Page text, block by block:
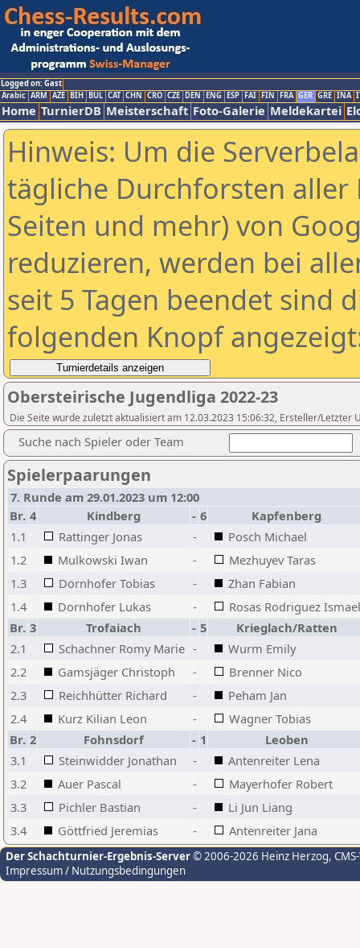
Logged on: Gast
Arabic ARM AZE BIH BUL CAT CHN CRO CZE DEN ENG ESP FAI FIN FRA GER GRE INA
Home TurnierDB Meisterschaft Foto-Galerie Meldekartei
Hinweis: Um die
tägliche Durchforsten aller
Seiten und mehr) von
reduzieren, werden bei
seit 5 Tagen beendet sind
folgenden Knopf
Obersteirische Jugendliga 2022-23
Die Seite wurde zuletzt aktualisiert am 12.03.2023 15:06:32, Ersteller/Letzter
Suche nach Spieler oder Team
Spielerpaarungen
7. Runde am 29.01.2023 um 12:00
Br. 4 Kindberg - 6
Kapfenberg
1.1
Rattinger Jonas -
Posch Michael
1.2
Mulkowski Iwan -
Mezhuyev Taras
1.3
Dornhofer Tobias -
Zhan Fabian
1.4
Dornhofer Lukas -
Rosas Rodriguez Ismael
Br. 3 Trofaiach - 5
Krieglach/Ratten
2.1
Schachner Romy Marie -
Wurm Emily
2.2
Gamsjäger Christoph -
Brenner Nico
2.3
Reichhütter Richard -
Peham Jan
2.4
Kurz Kilian Leon -
Wagner Tobias
Br. 2 Fohnsdorf - 1
Leoben
3.1
Steinwidder Jonathan -
Antenreiter Lena
3.2
Auer Pascal -
Mayerhofer Robert
3.3
Pichler Bastian -
Li Jun Liang
3.4
Göttfried Jeremias - Antenreiter Jana
Der Schachturnier-Ergebnis-Server© 2006-2026 Heinz Herzog,
Impressum / Nutzungsbedingungen